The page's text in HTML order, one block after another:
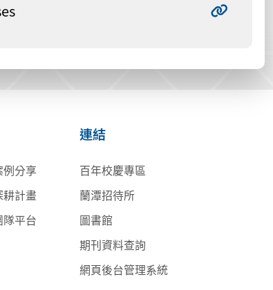
分享
計畫
平台
連結
百年校慶專區
蘭潭招待所
圖書館
期刊資料查詢
網頁後台管理系統